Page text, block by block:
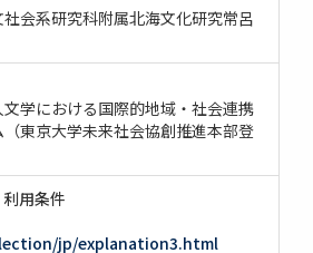
会系研究科附属北海文化研究常呂
学における国際的地域・社会連携
東京大学未来社会協創推進本部登
用条件
jp/explanation3.html